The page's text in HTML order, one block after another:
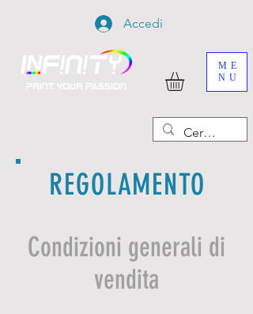
ME
NU
Accedi
REGOLAMENTO
Condizioni generali di
vendita